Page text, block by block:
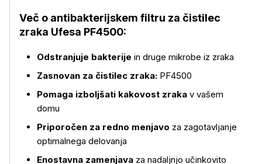
Več o izdelku
Več o antibakterijskem filtru za čistilec
zraka Ufesa PF4500:
Odstranjuje bakterije in druge mikrobe iz zraka
Zasnovan za čistilec zraka: PF4500
Pomaga izboljšati kakovost zraka v vašem
domu
Priporočen za redno menjavo za zagotavljanje
optimalnega delovanja
Enostavna zamenjava za nadaljnjo učinkovito